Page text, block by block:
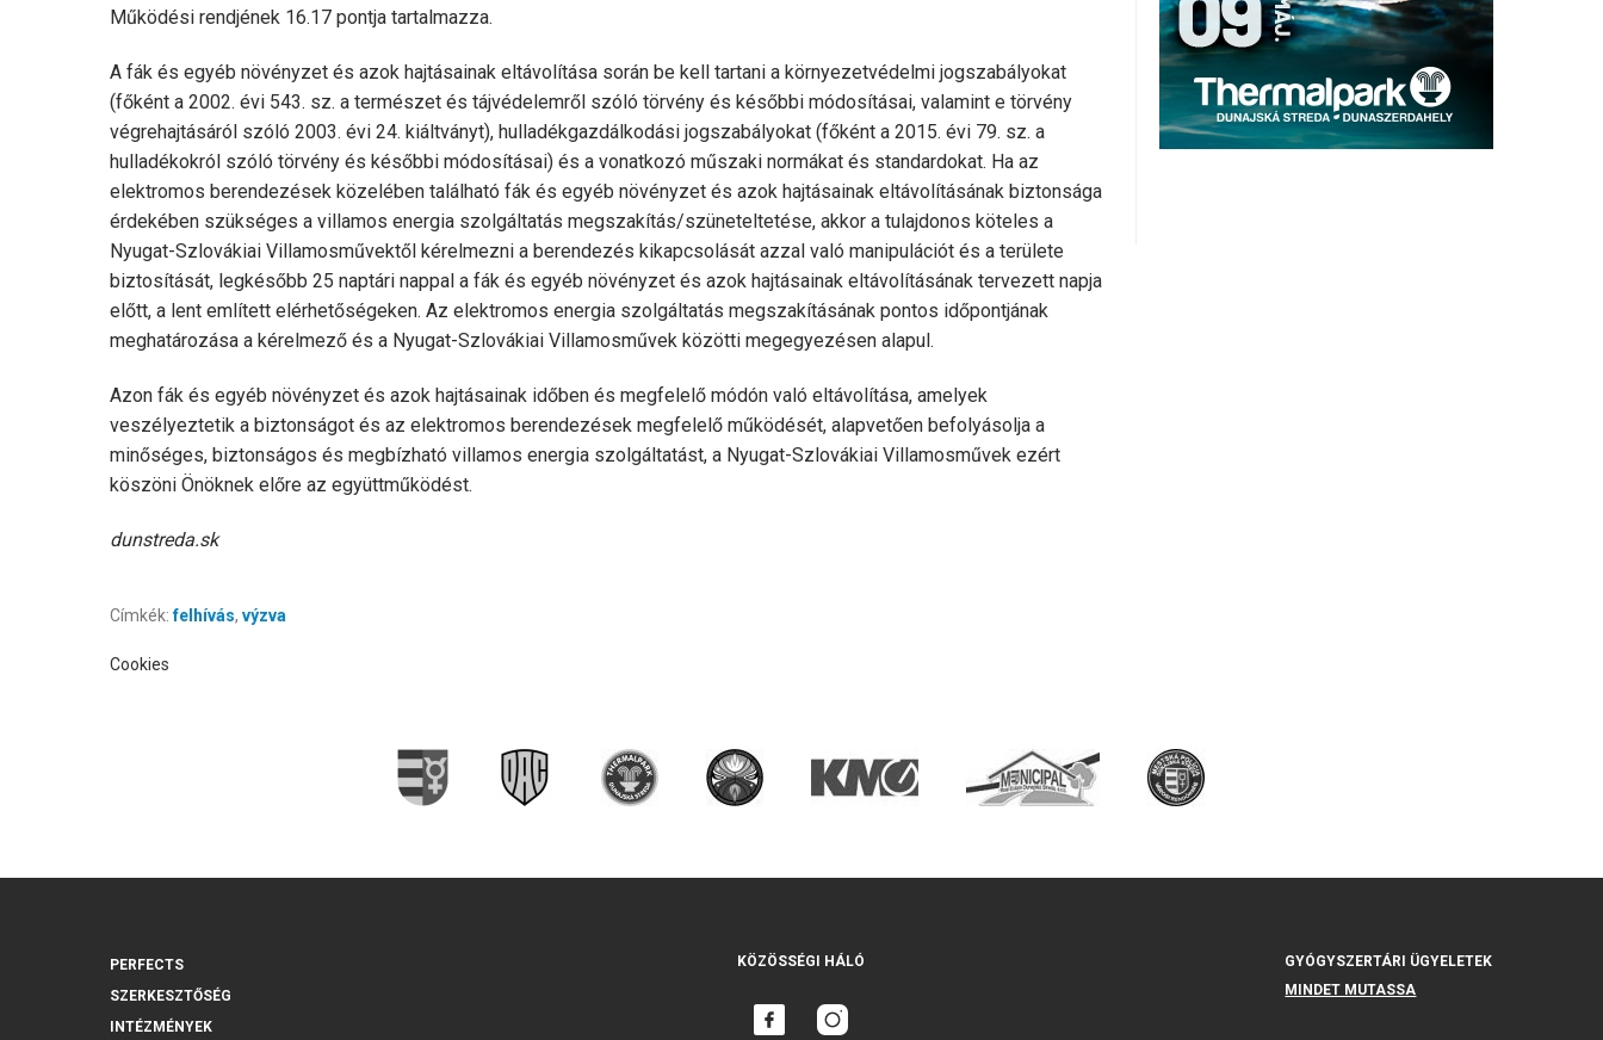
Működési rendjének 16.17 pontja tartalmazza.
A fák és egyéb növényzet és azok hajtásainak eltávolítása során be kell tartani a környezetvédelmi jogszabályokat
(főként a 2002. évi 543. sz. a természet és tájvédelemről szóló törvény és későbbi módosításai, valamint e törvény
végrehajtásáról szóló 2003. évi 24. kiáltványt), hulladékgazdálkodási jogszabályokat (főként a 2015. évi 79. sz. a
hulladékokról szóló törvény és későbbi módosításai) és a vonatkozó műszaki normákat és standardokat. Ha az
elektromos berendezések közelében található fák és egyéb növényzet és azok hajtásainak eltávolításának biztonsága
érdekében szükséges a villamos energia szolgáltatás megszakítás/szüneteltetése, akkor a tulajdonos köteles a
Nyugat-Szlovákiai Villamosművektől kérelmezni a berendezés kikapcsolását azzal való manipulációt és a területe
biztosítását, legkésőbb 25 naptári nappal a fák és egyéb növényzet és azok hajtásainak eltávolításának tervezett napja
előtt, a lent említett elérhetőségeken. Az elektromos energia szolgáltatás megszakításának pontos időpontjának
meghatározása a kérelmező és a Nyugat-Szlovákiai Villamosművek közötti megegyezésen alapul.
Azon fák és egyéb növényzet és azok hajtásainak időben és megfelelő módón való eltávolítása, amelyek
veszélyeztetik a biztonságot és az elektromos berendezések megfelelő működését, alapvetően befolyásolja a
minőséges, biztonságos és megbízható villamos energia szolgáltatást, a Nyugat-Szlovákiai Villamosművek ezért
köszöni Önöknek előre az együttműködést.
dunstreda.sk
Címkék:felhívás, výzva
Cookies
PERFECTS
SZERKESZTŐSÉG
INTÉZMÉNYEK
KÖZÖSSÉGI HÁLÓ
GYÓGYSZERTÁRI ÜGYELETEK
MINDET MUTASSA